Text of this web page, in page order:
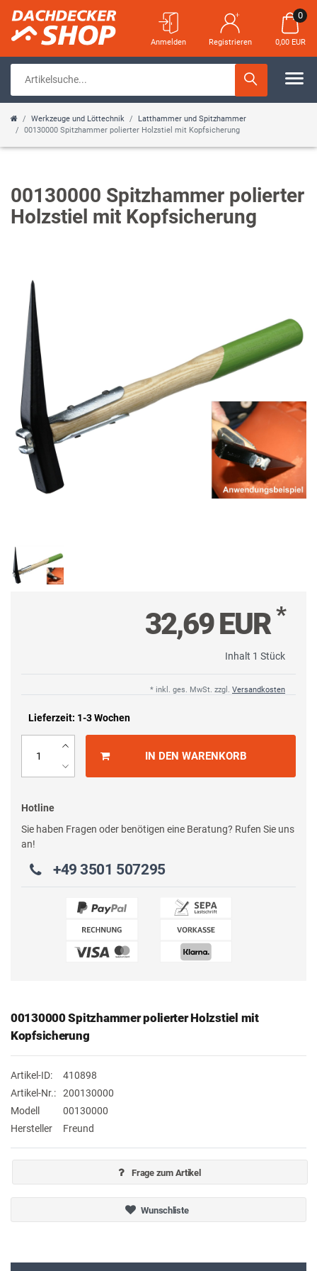
Anmelden Registrieren
0
0,00 EUR
Werkzeuge und Löttechnik
Latthammer und Spitzhammer
00130000 Spitzhammer polierter Holzstiel mit Kopfsicherung
00130000 Spitzhammer polierter
Holzstiel mit Kopfsicherung
32,69 EUR*
Inhalt 1 Stück
* inkl. ges. MwSt. zzgl. Versandkosten
Lieferzeit: 1-3 Wochen
IN DEN WARENKORB
Hotline
Sie haben Fragen oder benötigen eine Beratung? Rufen Sie uns
an!
+49 3501 507295
00130000 Spitzhammer polierter Holzstiel mit
Kopfsicherung
Artikel-ID:
410898
Artikel-Nr.:
200130000
Modell
00130000
Hersteller
Freund
Frage zum Artikel
Wunschliste